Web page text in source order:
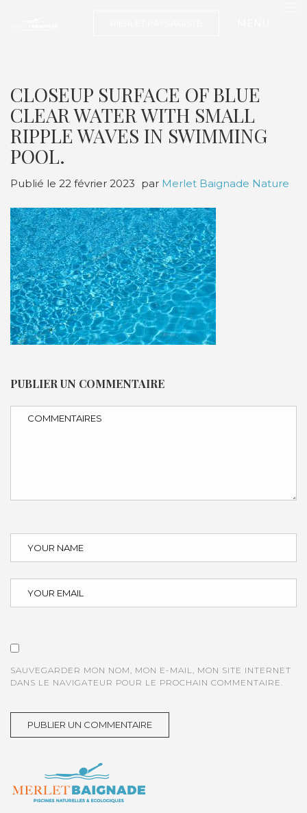
CLOSEUP SURFACE OF BLUE
CLEAR WATER WITH SMALL
RIPPLE WAVES IN SWIMMING
POOL.
Publié le 22 février 2023 par Merlet Baignade Nature
PUBLIER UN COMMENTAIRE
SAUVEGARDER MON NOM, MON E-MAIL, MON SITE INTERNET
DANS LE NAVIGATEUR POUR LE PROCHAIN COMMENTAIRE.